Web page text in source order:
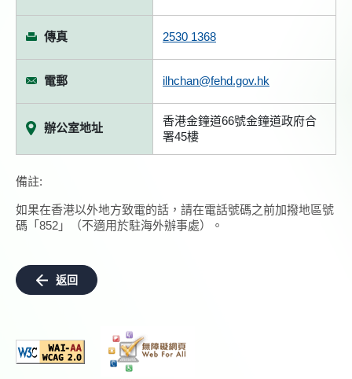
傳真 2530 1368
電郵 ilhchan@fehd.gov.hk
辦公室地址
香港金鐘道66號金鐘道政府合
署45樓
備註:
如果在香港以外地方致電的話，請在電話號碼之前加撥地區號
碼「852」（不適用於駐海外辦事處）。
返回